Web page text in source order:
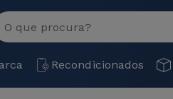
Recondicionados